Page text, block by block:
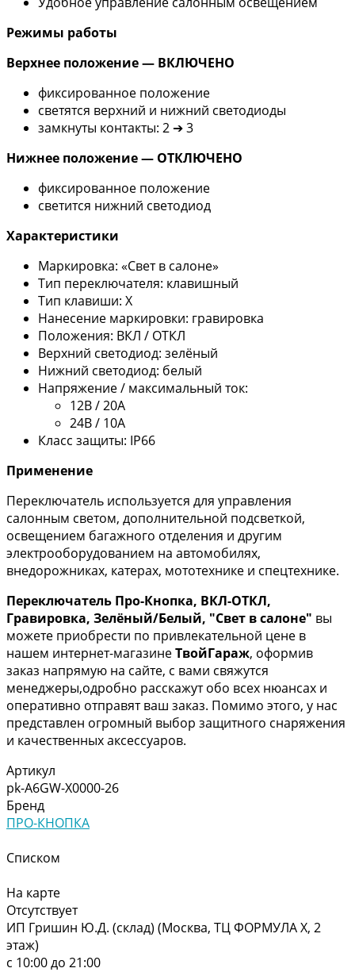
Режимы работы
Верхнее положение — ВКЛЮЧЕНО
фиксированное положение
светятся верхний и нижний светодиоды
замкнуты контакты: 2 ➔ 3
Нижнее положение — ОТКЛЮЧЕНО
фиксированное положение
светится нижний светодиод
Характеристики
Маркировка: «Свет в салоне»
Тип переключателя: клавишный
Тип клавиши: X
Нанесение маркировки: гравировка
Положения: ВКЛ / ОТКЛ
Верхний светодиод: зелёный
Нижний светодиод: белый
Напряжение / максимальный ток:
12В / 20А
24В / 10А
Класс защиты: IP66
Применение
Переключатель используется для управления
салонным светом, дополнительной подсветкой,
освещением багажного отделения и другим
электрооборудованием на автомобилях,
внедорожниках, катерах, мототехнике и спецтехнике.
Переключатель Про-Кнопка, ВКЛ-ОТКЛ,
Гравировка, Зелёный/Белый, "Свет в салоне" вы
можете приобрести по привлекательной цене в
нашем интернет-магазинеТвойГараж, оформив
заказ напрямую на сайте, с вами свяжутся
менеджеры,одробно расскажут обо всех нюансах и
оперативно отправят ваш заказ. Помимо этого, у нас
представлен огромный выбор защитного снаряжения
и качественных аксессуаров.
Артикул
pk-A6GW-X0000-26
Бренд
ПРО-КНОПКА
Списком
На карте
Отсутствует
ИП Гришин Ю.Д. (склад) (Москва, ТЦ ФОРМУЛА Х, 2
этаж)
с 10:00 до 21:00